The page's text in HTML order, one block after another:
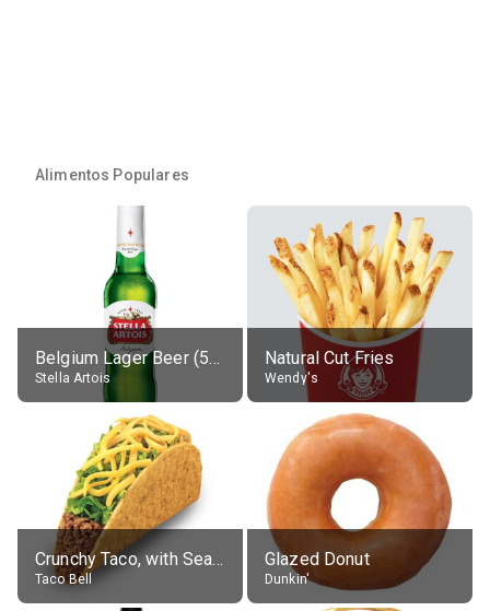
Alimentos Populares
Belgium Lager Beer (5% alc.)
Stella Artois
Natural Cut Fries
Wendy's
Crunchy Taco, with Seasoned Beef
Taco Bell
Glazed Donut
Dunkin'